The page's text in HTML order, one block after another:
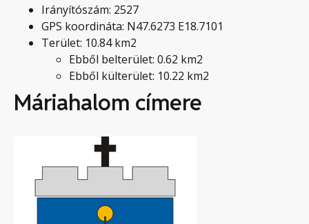
Irányítószám: 2527
GPS koordináta: N47.6273 E18.7101
Terület: 10.84 km2
Ebből belterület: 0.62 km2
Ebből külterület: 10.22 km2
Máriahalom címere